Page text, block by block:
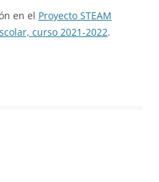
en el Proyecto STEAM
curso 2021-2022.